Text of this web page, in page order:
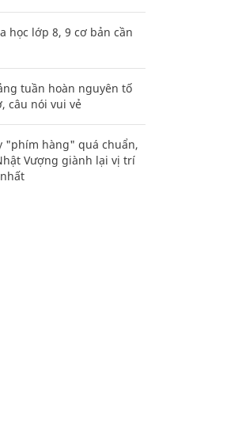
học lớp 8, 9 cơ bản cần
tuần hoàn nguyên tố
câu nói vui vẻ
"phím hàng" quá chuẩn,
Vượng giành lại vị trí